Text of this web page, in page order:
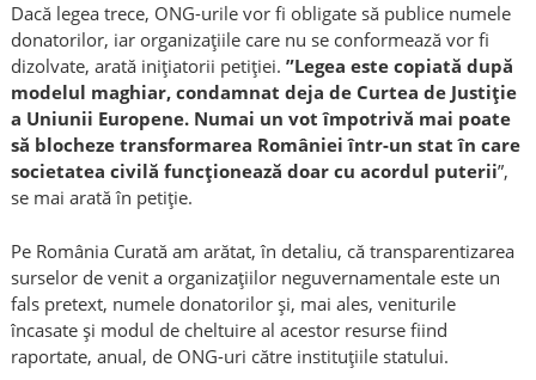
Dacă legea trece, ONG-urile vor fi obligate să publice numele
donatorilor, iar organizațiile care nu se conformează vor fi
dizolvate, arată inițiatorii petiției. ”Legea este copiată după
modelul maghiar, condamnat deja de Curtea de Justiție
a Uniunii Europene. Numai un vot împotrivă mai poate
să blocheze transformarea României într-un stat în care
societatea civilă funcționează doar cu acordul puterii”,
se mai arată în petiție.
Pe România Curată am arătat, în detaliu, că transparentizarea
surselor de venit a organizațiilor neguvernamentale este un
fals pretext, numele donatorilor și, mai ales, veniturile
încasate și modul de cheltuire al acestor resurse fiind
raportate, anual, de ONG-uri către instituțiile statului.